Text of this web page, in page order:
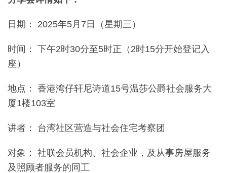
日期： 2025年5月7日（星期三）
时间： 下午2时30分至5时正（2时15分开始登记入
座）
地点： 香港湾仔轩尼诗道15号温莎公爵社会服务大
厦1楼103室
讲者： 台湾社区营造与社会住宅考察团
对象： 社联会员机构、社会企业，及从事房屋服务
及照顾者服务的同工